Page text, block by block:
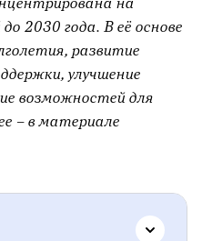
2030 года. В её основе
развитие
улучшение
возможностей для
– в материале